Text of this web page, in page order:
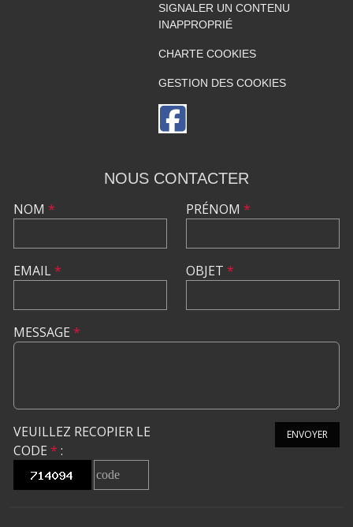
SIGNALER UN CONTENU
INAPPROPRIÉ
CHARTE COOKIES
GESTION DES COOKIES
NOUS CONTACTER
NOM *
EMAIL*
PRÉNOM *
OBJET *
MESSAGE *
VEUILLEZ RECOPIER LE
CODE * :
ENVOYER